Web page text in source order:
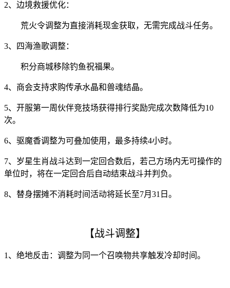
2、 边境救援优化：
荒火令调整为直接消耗现金获取，无需完成战斗任务。
3、 四海渔歌调整：
积分商城移除钓鱼祝福果。
4、 商会支持求购传承水晶和兽魂结晶。
5、开服第一周伙伴竞技场获得排行奖励完成次数降低为10
次。
6、驱魔香调整为可叠加使用，最多持续4小时。
7、岁星生肖战斗达到一定回合数后，若己方场内无可操作的
单位时，将在一定回合后自动结束战斗并判负。
8、替身摆摊不消耗时间活动将延长至7月31日。
【战斗调整】
1、绝地反击：调整为同一个召唤物共享触发冷却时间。